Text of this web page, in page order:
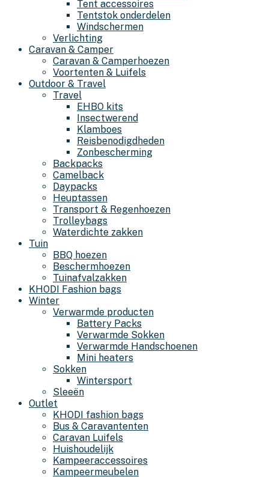
Tent accessoires
Tentstok onderdelen
Windschermen
Verlichting
Caravan & Camper
Caravan & Camperhoezen
Voortenten & Luifels
Outdoor & Travel
Travel
EHBO kits
Insectwerend
Klamboes
Reisbenodigdheden
Zonbescherming
Backpacks
Camelback
Daypacks
Heuptassen
Transport & Regenhoezen
Trolleybags
Waterdichte zakken
Tuin
BBQ hoezen
Beschermhoezen
Tuinafvalzakken
KHODI Fashion bags
Winter
Verwarmde producten
Battery Packs
Verwarmde Sokken
Verwarmde Handschoenen
Mini heaters
Sokken
Wintersport
Sleeën
Outlet
KHODI fashion bags
Bus & Caravantenten
Caravan Luifels
Huishoudelijk
Kampeeraccessoires
Kampeermeubelen